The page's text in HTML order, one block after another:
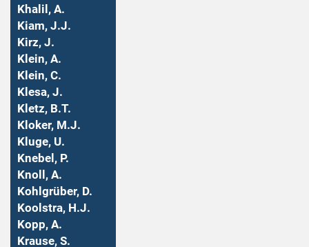
Khalil, A.
Kiam, J.J.
Kirz, J.
Klein, A.
Klein, C.
Klesa, J.
Kletz, B.T.
Kloker, M.J.
Kluge, U.
Knebel, P.
Knoll, A.
Kohlgrüber, D.
Koolstra, H.J.
Kopp, A.
Krause, S.